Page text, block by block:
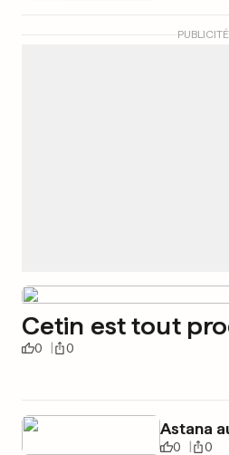
PUBLICITÉ
Cetin est tout
0 0
Astana
0 0